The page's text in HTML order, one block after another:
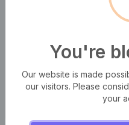
Aenean felis purus,
ut odio. Sed posuere
semper odio mattis.
You're
Our website is made
our visitors. Please
your